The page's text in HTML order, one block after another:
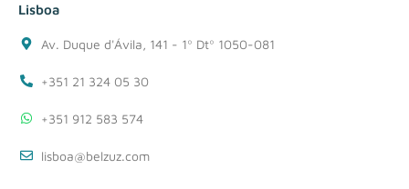
Lisboa
Av. Duque d'Ávila, 141 - 1º Dtº 1050-081
+351 21 324 05 30
+351 912 583 574
lisboa@belzuz.com